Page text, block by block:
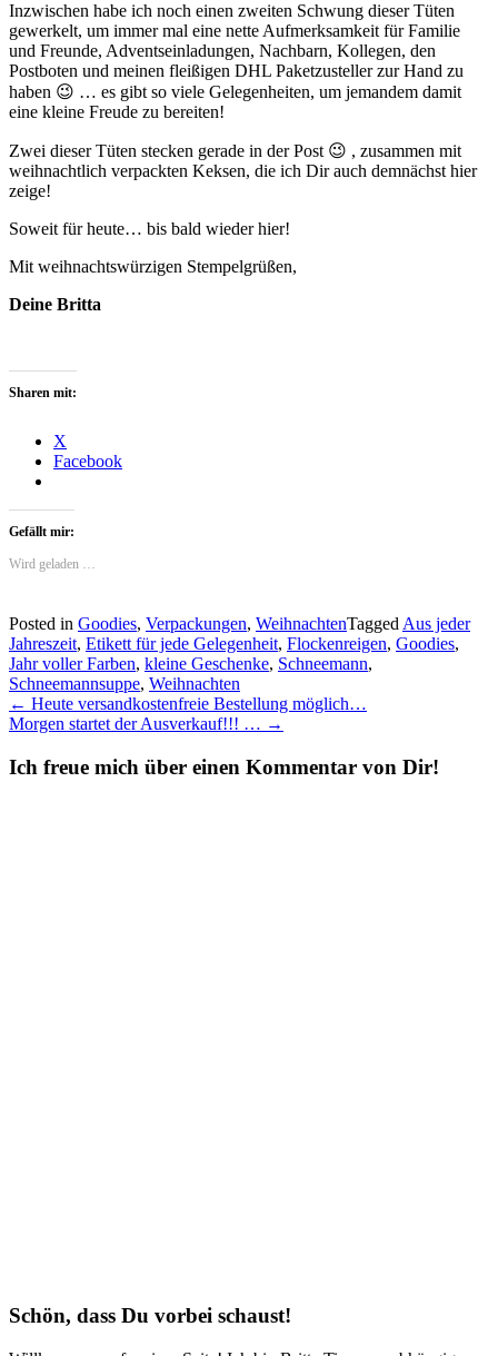
Inzwischen habe ich noch einen zweiten Schwung dieser Tüten
gewerkelt, um immer mal eine nette Aufmerksamkeit für Familie
und Freunde, Adventseinladungen, Nachbarn, Kollegen, den
Postboten und meinen fleißigen DHL Paketzusteller zur Hand zu
haben 😉 … es gibt so viele Gelegenheiten, um jemandem damit
eine kleine Freude zu bereiten!
Zwei dieser Tüten stecken gerade in der Post 😉 , zusammen mit
weihnachtlich verpackten Keksen, die ich Dir auch demnächst hier
zeige!
Soweit für heute… bis bald wieder hier!
Mit weihnachtswürzigen Stempelgrüßen,
Deine Britta
Sharen mit:
X
Facebook
Gefällt mir:
Wird geladen …
Posted in Goodies, Verpackungen, WeihnachtenTagged Aus jeder
Jahreszeit, Etikett für jede Gelegenheit, Flockenreigen, Goodies,
Jahr voller Farben, kleine Geschenke, Schneemann,
Schneemannsuppe, Weihnachten
Post
navigation
← Heute versandkostenfreie Bestellung möglich…
Morgen startet der Ausverkauf!!! … →
Ich freue mich über einen Kommentar von Dir!
Schön, dass Du vorbei schaust!